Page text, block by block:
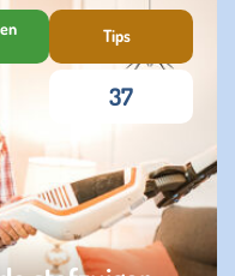
Tips
37